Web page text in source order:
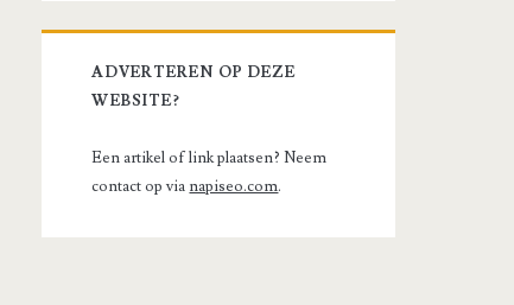
ADVERTEREN OP DEZE
WEBSITE?
Een artikel of link plaatsen? Neem
contact op via napiseo.com.